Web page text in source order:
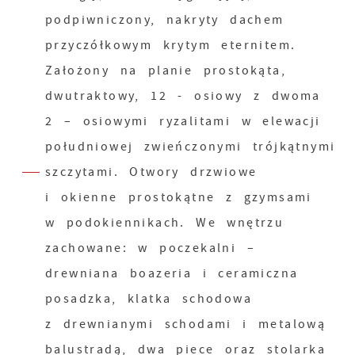
podpiwniczony, nakryty dachem
przyczółkowym krytym eternitem.
Założony na planie prostokąta,
dwutraktowy, 12 - osiowy z dwoma
2 – osiowymi ryzalitami w elewacji
południowej zwieńczonymi trójkątnymi
szczytami. Otwory drzwiowe
i okienne prostokątne z gzymsami
w podokiennikach. We wnętrzu
zachowane: w poczekalni –
drewniana boazeria i ceramiczna
posadzka, klatka schodowa
z drewnianymi schodami i metalową
balustradą, dwa piece oraz stolarka